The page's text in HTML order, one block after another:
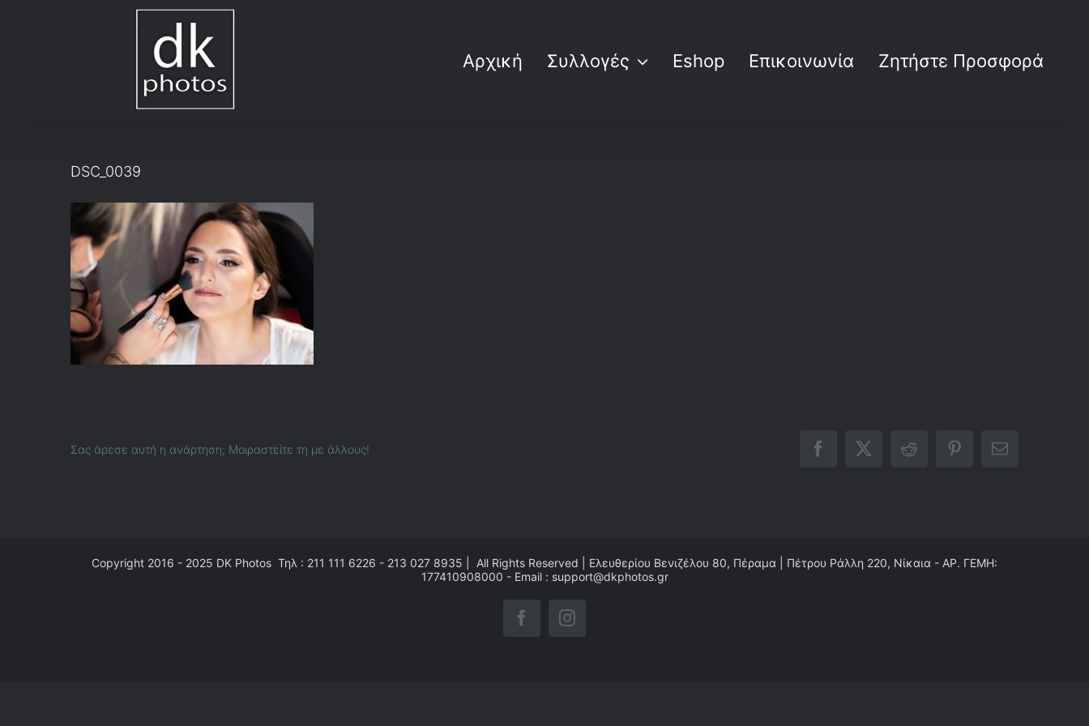
Αρχική Συλλογές Eshop Επικοινωνία Ζητήστε Προσφορά
DSC_0039
Σας άρεσε αυτή η ανάρτηση; Μοιραστείτε τη με άλλους! Facebook
X RedditPinterestEmail
Copyright 2016 - 2025 DK Photos Τηλ : 211 111 6226 - 213 027 8935 | All Rights Reserved | Ελευθερίου Βενιζέλου 80, Πέραμα | Πέτρου Ράλλη 220, Νίκαια - ΑΡ. ΓΕΜΗ:
177410908000 - Email : support@dkphotos.gr
FacebookInstagram